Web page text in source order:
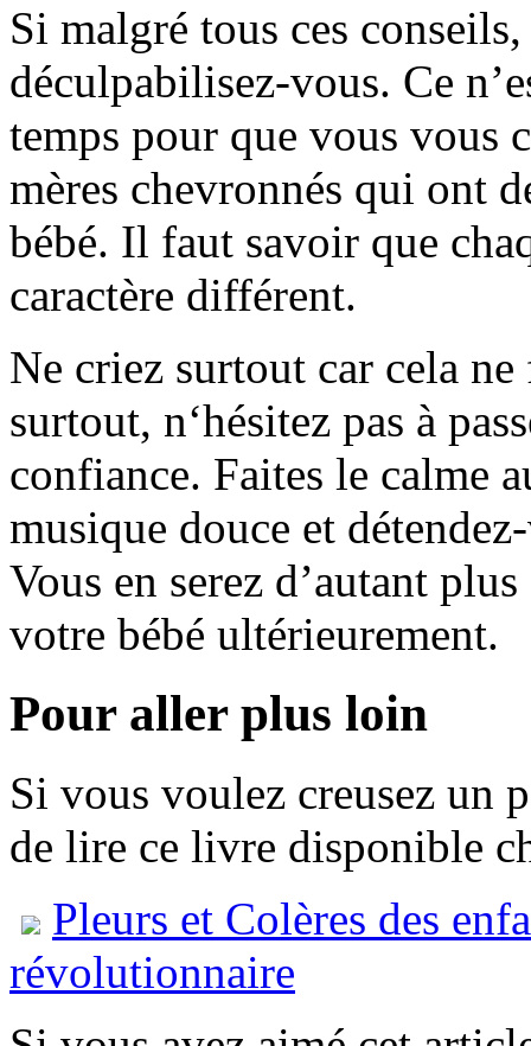
Si malgré tous ces
déculpabilisez-vous. Ce
temps pour que vous vous
mères chevronnés qui ont
bébé. Il faut savoir que
caractère différent.
Ne criez surtout car cela
surtout, n‘hésitez pas à
confiance. Faites le calme
musique douce et
Vous en serez d’autant
votre bébé ultérieurement.
Pour aller plus loin
Si vous voulez creusez un
de lire ce livre disponible
Pleurs et Colères des
révolutionnaire